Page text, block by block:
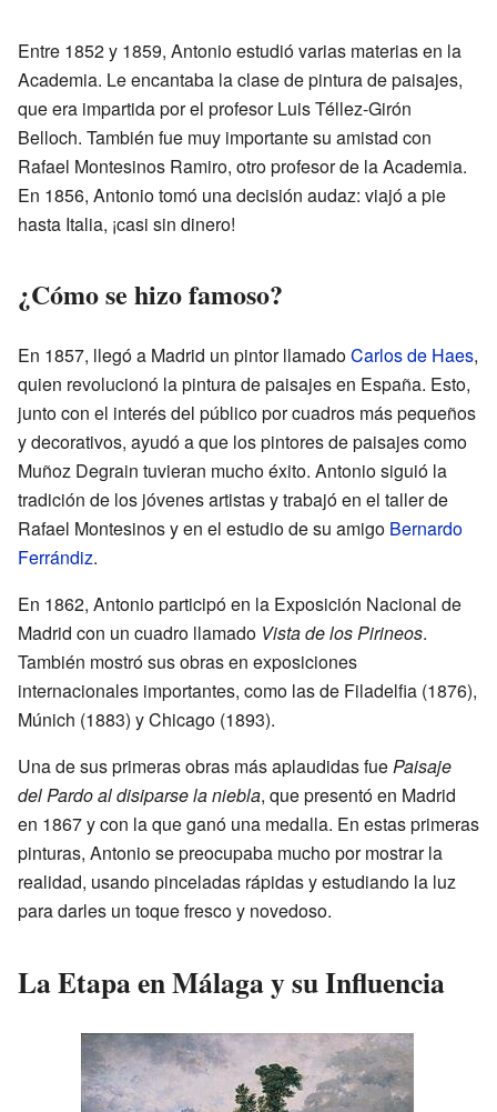
Entre 1852 y 1859, Antonio estudió varias materias en la
Academia. Le encantaba la clase de pintura de paisajes,
que era impartida por el profesor Luis Téllez-Girón
Belloch. También fue muy importante su amistad con
Rafael Montesinos Ramiro, otro profesor de la Academia.
En 1856, Antonio tomó una decisión audaz: viajó a pie
hasta Italia, ¡casi sin dinero!
¿Cómo se hizo famoso?
En 1857, llegó a Madrid un pintor llamadoCarlos de Haes,
quien revolucionó la pintura de paisajes en España. Esto,
junto con el interés del público por cuadros más pequeños
y decorativos, ayudó a que los pintores de paisajes como
Muñoz Degrain tuvieran mucho éxito. Antonio siguió la
tradición de los jóvenes artistas y trabajó en el taller de
Rafael Montesinos y en el estudio de su amigo Bernardo
Ferrándiz.
En 1862, Antonio participó en la Exposición Nacional de
Madrid con un cuadro llamado Vista de los Pirineos.
También mostró sus obras en exposiciones
internacionales importantes, como las de Filadelfia (1876),
Múnich (1883) y Chicago (1893).
Una de sus primeras obras más aplaudidas fuePaisaje
del Pardo al disiparse la niebla, que presentó en Madrid
en 1867 y con la que ganó una medalla. En estas primeras
pinturas, Antonio se preocupaba mucho por mostrar la
realidad, usando pinceladas rápidas y estudiando la luz
para darles un toque fresco y novedoso.
La Etapa en Málaga y su Influencia